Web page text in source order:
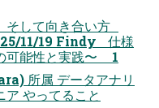
そして向き合い方
11/19 Findy 仕様
可能性と実践〜 1
所属 データアナリ
やってること